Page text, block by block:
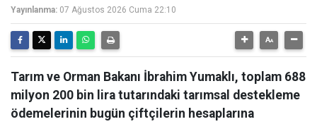
Yayınlanma: 07 Ağustos 2026 Cuma 22:10
Tarım ve Orman Bakanı İbrahim Yumaklı, toplam 688
milyon 200 bin lira tutarındaki tarımsal destekleme
ödemelerinin bugün çiftçilerin hesaplarına